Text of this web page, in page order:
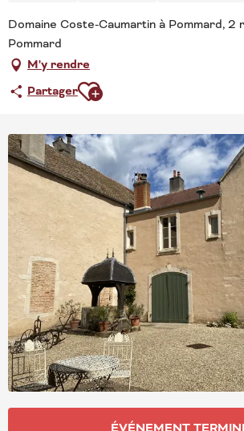
Domaine Coste-Caumartin à Pommard, 2
Pommard
M'y rendre
PartagerAjouter aux favoris